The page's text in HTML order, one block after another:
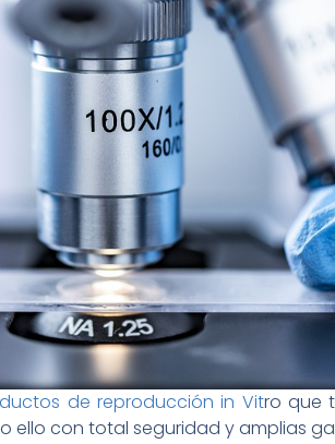
de reproducción in Vitro que
ello con total seguridad y amplias